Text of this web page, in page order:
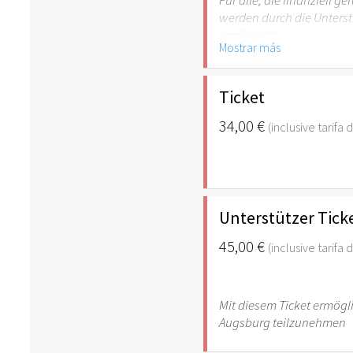
werden durch die
Gilt für Schüler,
mit Behinderungen
Mostrar más
Ticket
34,00 € (inclusive tarifa
Unterstützer
45,00 € (inclusive tarifa
Mit diesem Ticket
Augsburg teilzunehmen